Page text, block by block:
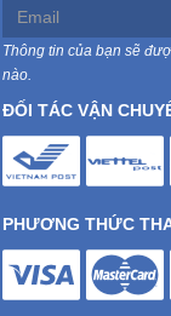
Thông tin của bạn sẽ
nào.
ĐỐI TÁC VẬN
PHƯƠNG THỨC